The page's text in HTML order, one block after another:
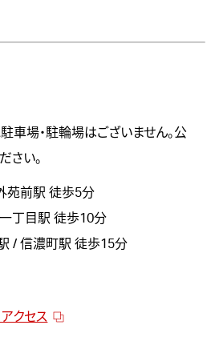
車場・駐輪場はございません。公
さい。
苑前駅 徒歩5分
丁目駅 徒歩10分
/ 信濃町駅 徒歩15分
クセス